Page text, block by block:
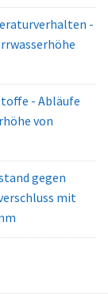
-
- Abläufe
von
gegen
mit